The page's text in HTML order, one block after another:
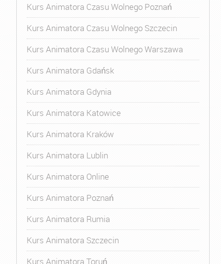
Kurs Animatora Czasu Wolnego Poznań
Kurs Animatora Czasu Wolnego Szczecin
Kurs Animatora Czasu Wolnego Warszawa
Kurs Animatora Gdańsk
Kurs Animatora Gdynia
Kurs Animatora Katowice
Kurs Animatora Kraków
Kurs Animatora Lublin
Kurs Animatora Online
Kurs Animatora Poznań
Kurs Animatora Rumia
Kurs Animatora Szczecin
Kurs Animatora Toruń